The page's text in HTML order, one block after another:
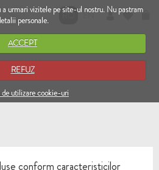
urmari vizitele pe site-ul nostru. Nu pastram
personale.
ACCEPT
REFUZ
utilizare cookie-uri
RO EN
conform caracteristicilor